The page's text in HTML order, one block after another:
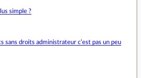
simple ?
sans droits administrateur c’est pas un peu